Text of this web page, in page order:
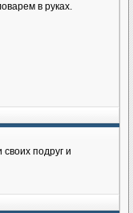
в руках.
подруг и